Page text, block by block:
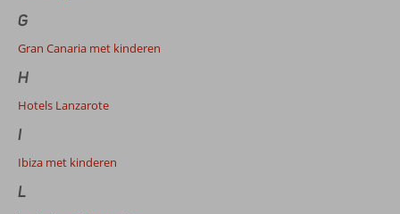
G
Gran Canaria met kinderen
H
Hotels Lanzarote
I
Ibiza met kinderen
L